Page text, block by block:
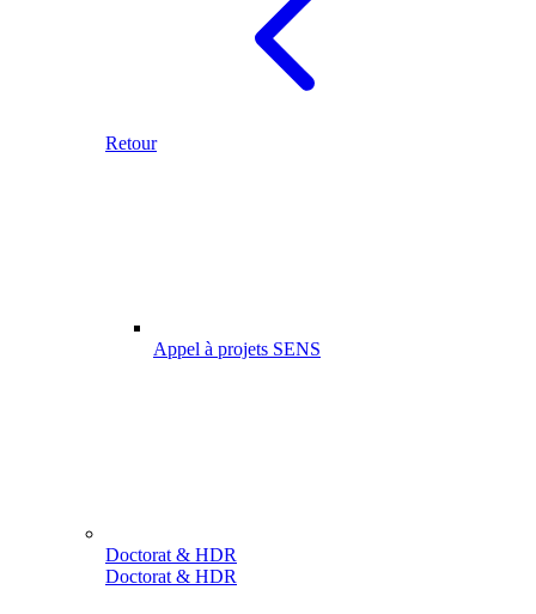
Retour
Appel à projets SENS
Doctorat & HDR
Doctorat & HDR